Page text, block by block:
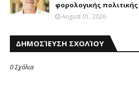
φορολογικής
August 01, 2026
ΔΗΜΟΣΊΕΥΣΗ ΣΧΟΛΊΟΥ
0 Σχόλια